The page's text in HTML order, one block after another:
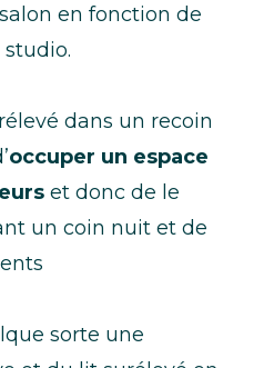
en fonction de
dans un recoin
occuper un espace
et donc de le
un coin nuit et de
sorte une